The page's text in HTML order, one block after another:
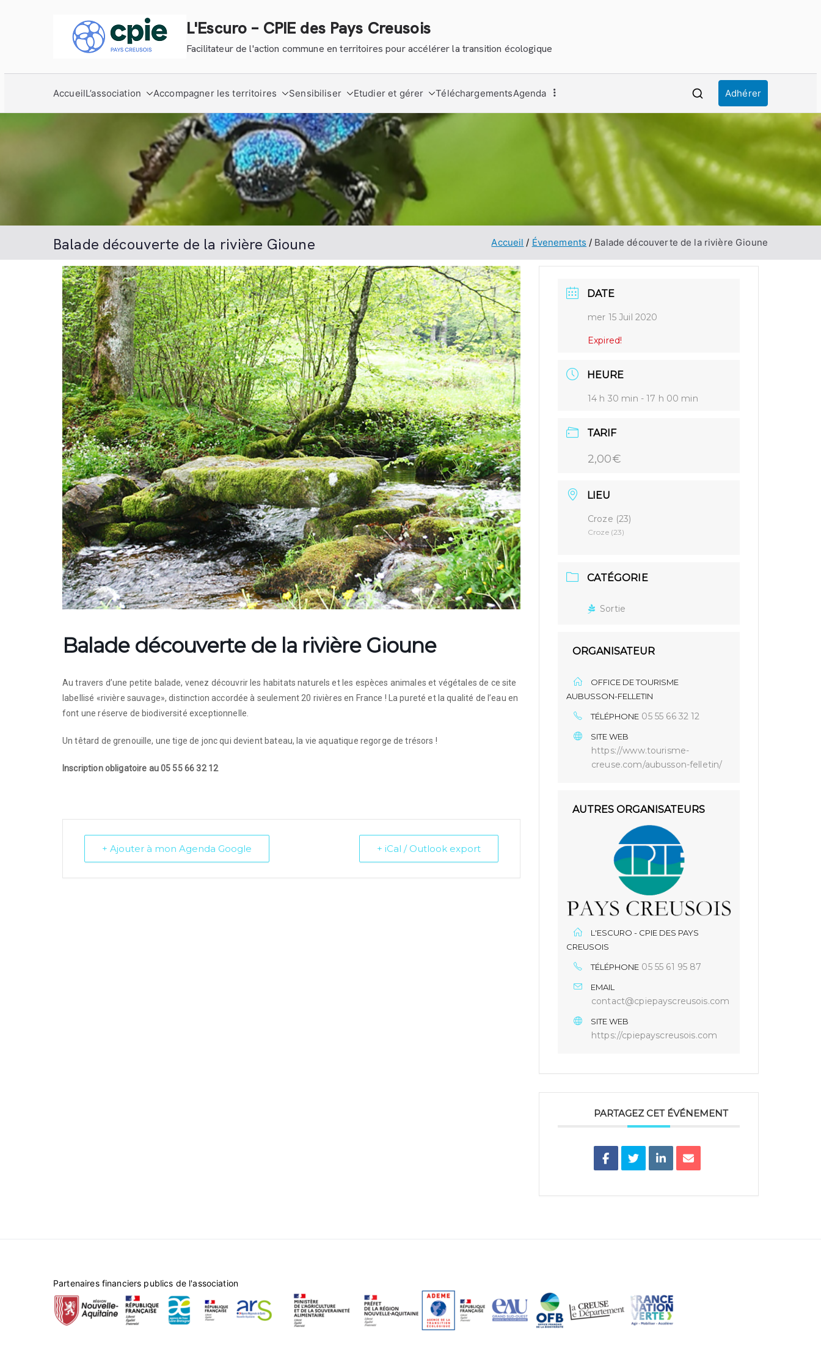
L'Escuro – CPIE des Pays Creusois
Facilitateur de l'action commune en territoires pour accélérer la transition écologique
AccueilL’association Accompagner les territoires Sensibiliser Etudier et gérer TéléchargementsAgenda Adhérer
Balade découverte de la rivière Gioune Accueil Évenements Balade découverte de la rivière Gioune
Balade découverte de la rivière Gioune
Au travers d’une petite balade, venez découvrir les habitats naturels et les espèces animales et végétales de ce site
labellisé «rivière sauvage», distinction accordée à seulement 20 rivières en France ! La pureté et la qualité de l’eau en
font une réserve de biodiversité exceptionnelle.
Un têtard de grenouille, une tige de jonc qui devient bateau, la vie aquatique regorge de trésors !
Inscription obligatoire au 05 55 66 32 12
+ Ajouter à mon Agenda Google + iCal / Outlook export
DATE
mer 15 Juil 2020
Expired!
HEURE
14 h 30 min - 17 h 00 min
TARIF
2,00€
LIEU
Croze (23)
Croze (23)
CATÉGORIE
Sortie
ORGANISATEUR
OFFICE DE TOURISME
AUBUSSON-FELLETIN
TÉLÉPHONE 05 55 66 32 12
SITE WEB
https://www.tourisme-
creuse.com/aubusson-felletin/
AUTRES ORGANISATEURS
L'ESCURO - CPIE DES PAYS
CREUSOIS
TÉLÉPHONE 05 55 61 95 87
EMAIL
contact@cpiepayscreusois.com
SITE WEB
https://cpiepayscreusois.com
PARTAGEZ CET ÉVÉNEMENT
Partenaires financiers publics de l'association